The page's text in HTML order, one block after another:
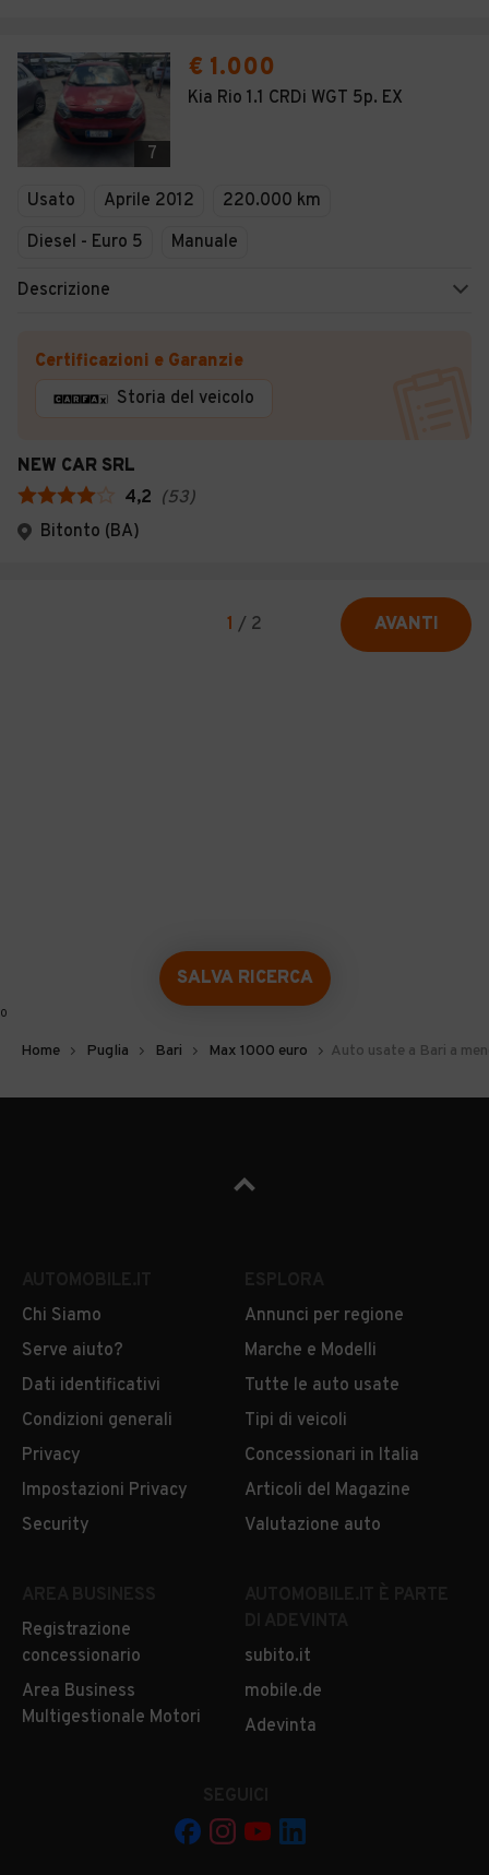
7
€ 1.000
Kia Rio 1.1 CRDi WGT 5p. EX
Usato Aprile 2012
220.000 km
Diesel - Euro 5
Manuale
Descrizione
Certificazioni e Garanzie
Storia del veicolo
NEW CAR SRL
4,2 (53)
Bitonto (BA)
1 / 2 AVANTI
SALVA RICERCA
0
Home Puglia Bari Max 1000 euro Auto usate a Bari a
Chi Siamo
Serve aiuto?
Dati identificativi
Condizioni generali
Privacy
Impostazioni Privacy
Security
Annunci per regione
Marche e Modelli
Tutte le auto usate
Tipi di veicoli
Concessionari in Italia
Articoli del Magazine
Valutazione auto
Registrazione
concessionario
Area Business
Multigestionale Motori
subito.it
mobile.de
Adevinta